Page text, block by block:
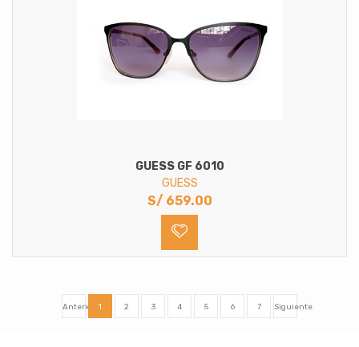
GUESS GF 6010
GUESS
S/ 659.00
Anterior 1 2 3 4 5 6 7 Siguiente